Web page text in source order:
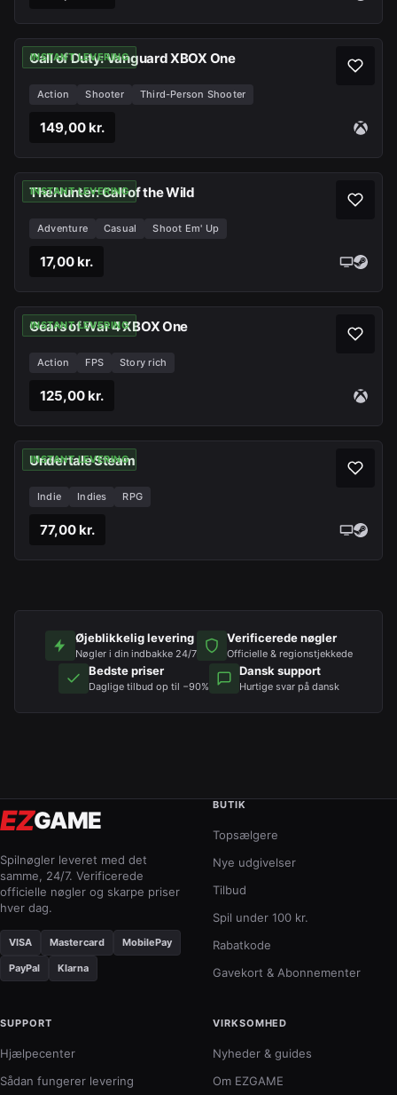
INSTANT LEVERING
Call of Duty: Vanguard XBOX One
Action Shooter Third-Person Shooter
149,00 kr.
INSTANT LEVERING
TheHunter: Call of the Wild
Adventure Casual Shoot Em' Up
17,00 kr.
INSTANT LEVERING
Gears of War 4 XBOX One
Action FPS Story rich
125,00 kr.
INSTANT LEVERING
Undertale Steam
Indie Indies RPG
77,00 kr.
Øjeblikkelig levering
Nøgler i din indbakke 24/7
Verificerede nøgler
Officielle & regionstjekkede
Bedste priser
Daglige tilbud op til −90%
Dansk support
Hurtige svar på dansk
EZGAME
Spilnøgler leveret med det
samme, 24/7. Verificerede
officielle nøgler og skarpe priser
hver dag.
VISA Mastercard MobilePay
PayPal Klarna
BUTIK
Topsælgere
Nye udgivelser
Tilbud
Spil under 100 kr.
Rabatkode
Gavekort & Abonnementer
SUPPORT
Hjælpecenter
Sådan fungerer levering
VIRKSOMHED
Nyheder & guides
Om EZGAME